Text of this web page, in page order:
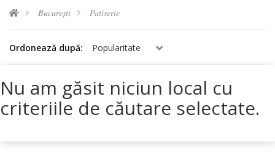
București Patiserie
Ordonează după: Popularitate
Nu am găsit niciun local cu
criteriile de căutare selectate.